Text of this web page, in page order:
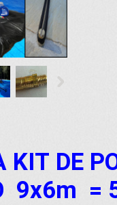
KIT DE
9x6m =